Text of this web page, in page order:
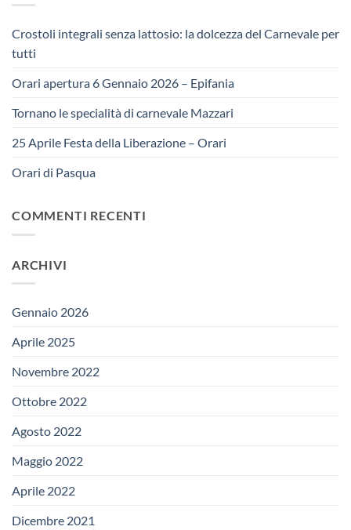
Crostoli integrali senza lattosio: la dolcezza del Carnevale per
tutti
Orari apertura 6 Gennaio 2026 – Epifania
Tornano le specialità di carnevale Mazzari
25 Aprile Festa della Liberazione – Orari
Orari di Pasqua
COMMENTI RECENTI
ARCHIVI
Gennaio 2026
Aprile 2025
Novembre 2022
Ottobre 2022
Agosto 2022
Maggio 2022
Aprile 2022
Dicembre 2021